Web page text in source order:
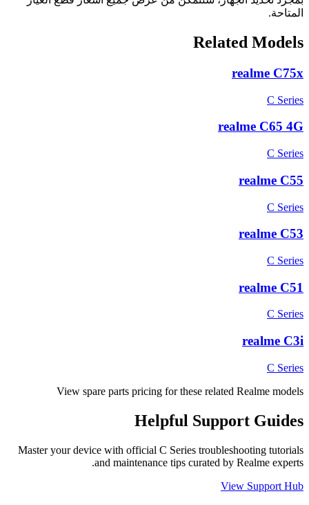
المتاحة.
Related Models
realme C75x
C Series
realme C65 4G
C Series
realme C55
C Series
realme C53
C Series
realme C51
C Series
realme C3i
C Series
View spare parts pricing for these related Realme models
Helpful Support Guides
Master your device with official C Series troubleshooting tutorials
and maintenance tips curated by Realme experts.
View Support Hub